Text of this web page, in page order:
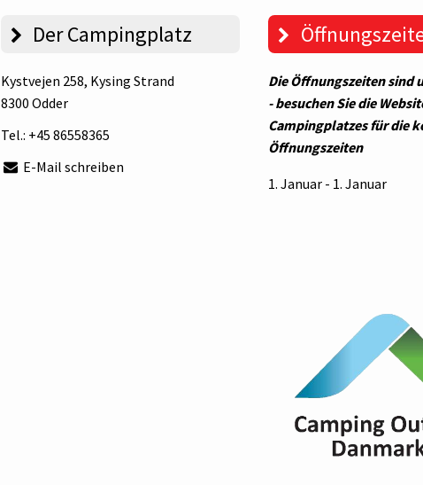
Der Campingplatz
Kystvejen 258, Kysing Strand
8300 Odder
Tel.: +45 86558365
E-Mail schreiben
Die Öffnungszeiten sind
- besuchen Sie die
Campingplatzes für die
Öffnungszeiten
1. Januar - 1. Januar